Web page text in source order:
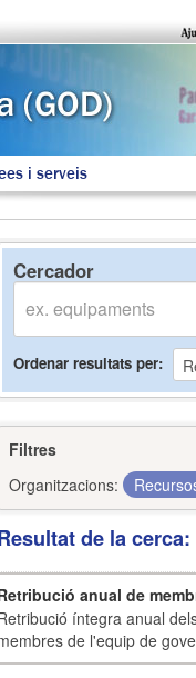
i serveis
Cercador
Ordenar resultats per
Filtres
Organitzacions:
de la
anual de
íntegra anual
de l'equip de